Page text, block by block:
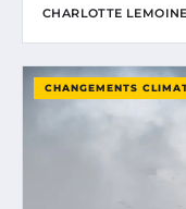
CHARLOTTE LEMOINE
CHANGEMENTS